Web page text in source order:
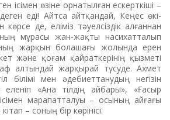
ісімен өзі­не орнатылған ескерткіші –
деген еді! Айтса айтқандай, Кеңес өкі­
де, еліміз тәуелсіздік алғаннан
мұрасы жан-жақты насихатталып
жарқын болашағы жолында ерен
және қоғам қай­раткерінің қызметі
алтындай жарқырай түсуде. Ахмет
білімі мен әдебиеттану­дың негізін
еле­ніп «Ана тілдің айбары», «Ғасыр
марапатталуы – осының айғағы
– соның бір көрінісі.